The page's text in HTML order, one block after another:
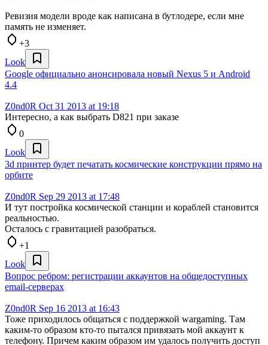
Ревизия модели вроде как написана в бутлодере, если мне
память не изменяет.
+3
Look
Google официально анонсировала новый Nexus 5 и Android
4.4
Z0nd0R Oct 31 2013 at 19:18
Интересно, а как выбрать D821 при заказе
0
Look
3d принтер будет печатать космические конструкции прямо на
орбите
Z0nd0R Sep 29 2013 at 17:48
И тут постройка космической станции и кораблей становится
реальностью.
Осталось с гравитацией разобраться.
+1
Look
Вопрос ребром: регистрации аккаунтов на общедоступных
email-серверах
Z0nd0R Sep 16 2013 at 16:43
Тоже приходилось общаться с поддержкой wargaming. Там
каким-то образом кто-то пытался привязать мой аккаунт к
телефону. Причем каким образом им удалось получить доступ